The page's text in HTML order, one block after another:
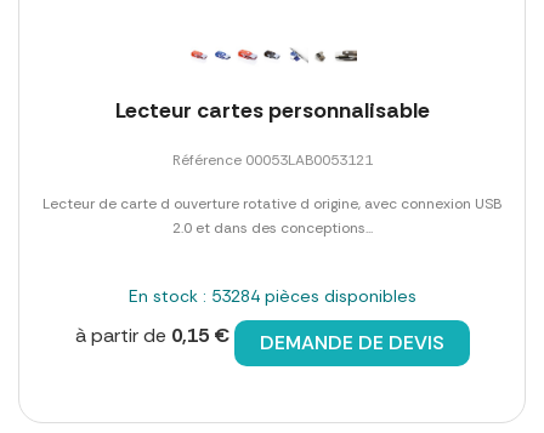
Lecteur cartes personnalisable
Référence 00053LAB0053121
Lecteur de carte d ouverture rotative d origine, avec connexion USB
2.0 et dans des conceptions...
En stock : 53284 pièces disponibles
à partir de 0,15 € DEMANDE DE DEVIS